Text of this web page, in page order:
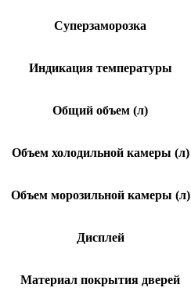
Суперзаморозка
Индикация температуры
Общий объем (л)
Объем холодильной камеры (л)
Объем морозильной камеры (л)
Дисплей
Материал покрытия дверей